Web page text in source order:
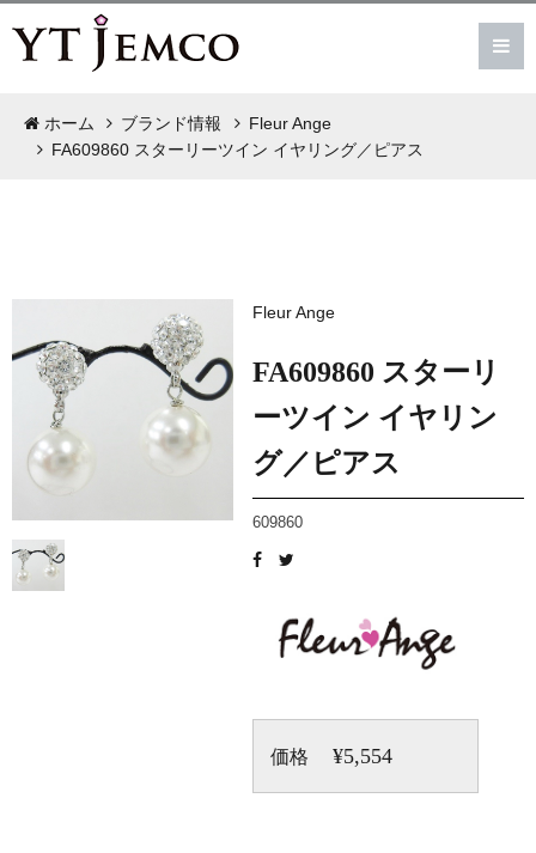
ホーム ブランド情報
Fleur Ange
FA609860 スターリーツイン イヤリング／ピアス
Fleur Ange
FA609860 スターリ
ーツイン イヤリン
グ／ピアス
609860
価格 ¥5,554